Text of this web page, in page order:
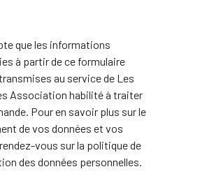
que les informations
à partir de ce formulaire
au service de Les
Association habilité à traiter
Pour en savoir plus sur le
de vos données et vos
vous sur la politique de
des données personnelles.